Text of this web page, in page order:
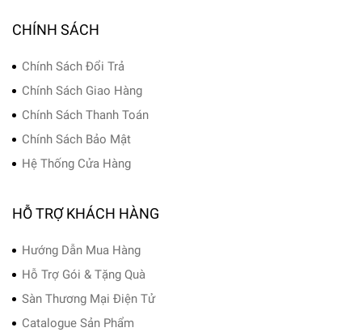
CHÍNH SÁCH
Chính Sách Đổi Trả
Chính Sách Giao Hàng
Chính Sách Thanh Toán
Chính Sách Bảo Mật
Hệ Thống Cửa Hàng
HỖ TRỢ KHÁCH HÀNG
Hướng Dẫn Mua Hàng
Hỗ Trợ Gói & Tặng Quà
Sàn Thương Mại Điện Tử
Catalogue Sản Phẩm